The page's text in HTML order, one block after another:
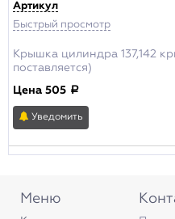
Артикул
Быстрый просмотр
Крышка цилиндра 137,142
поставляется)
Цена 505 a
Уведомить
Меню